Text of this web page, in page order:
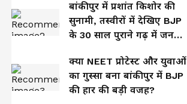
बांकीपुर में प्रशांत किशोर की
सुनामी, तस्वीरों में देखिए BJP
के 30 साल पुराने गढ़ में जन
क्या NEET प्रोटेस्ट और युवाओं
का गुस्सा बना बांकीपुर में BJP
की हार की बड़ी वजह?